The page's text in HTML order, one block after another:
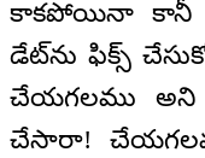
కాకపోయినా కానీ
డేట్‌ను ఫిక్స్‌
చేయగలము అని
చేసారా!